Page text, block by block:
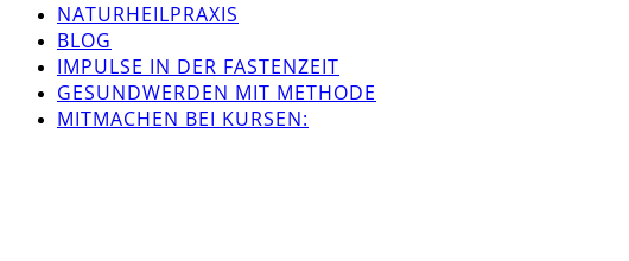
NATURHEILPRAXIS
BLOG
IMPULSE IN DER FASTENZEIT
GESUNDWERDEN MIT METHODE
MITMACHEN BEI KURSEN: